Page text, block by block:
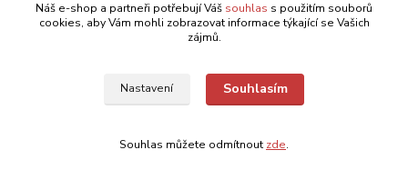
hrackykaltom@gmail.com
Náš e-shop a partneři potřebují Váš souhlas s použitím souborů
cookies, aby Vám mohli zobrazovat informace týkající se Vašich
zájmů.
Nastavení Souhlasím
Souhlas můžete odmítnout zde.